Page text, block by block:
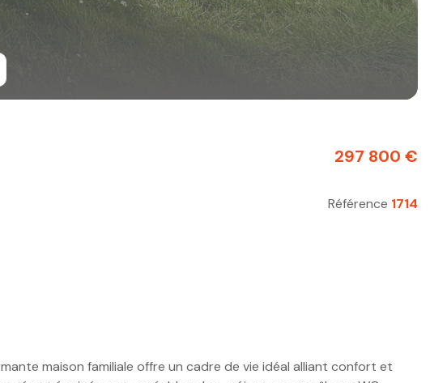
297 800 €
Référence 1714
maison familiale offre un cadre de vie idéal alliant confort et